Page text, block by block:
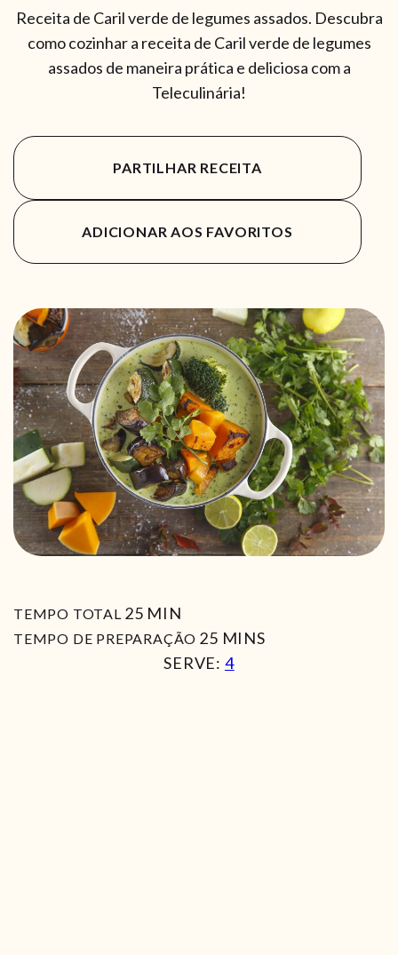
Receita de Caril verde de legumes assados. Descubra
como cozinhar a receita de Caril verde de legumes
assados de maneira prática e deliciosa com a
Teleculinária!
PARTILHAR RECEITA
ADICIONAR AOS FAVORITOS
TEMPO TOTAL 25MIN
MIN
TEMPO DE PREPARAÇÃO 25MIN
MINS
SERVE: 4